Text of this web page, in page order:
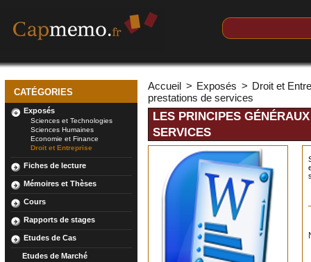
CATÉGORIES
Exposés
Sciences et Technologies
Sciences Humaines
Economie et Finance
Droit et Entreprise
Fiches de lecture
Mémoires et Thèses
Cours
Rapports de stages
Etudes de Cas
Etudes de Marché
Accueil > Exposés > Droit et
prestations de services
LES PRINCIPES
SERVICES